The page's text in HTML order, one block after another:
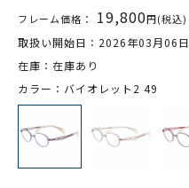
フレーム価格： 19,800円(税込)
取扱い開始日：2026年03月06日
在庫：在庫あり
カラー：バイオレット2 49